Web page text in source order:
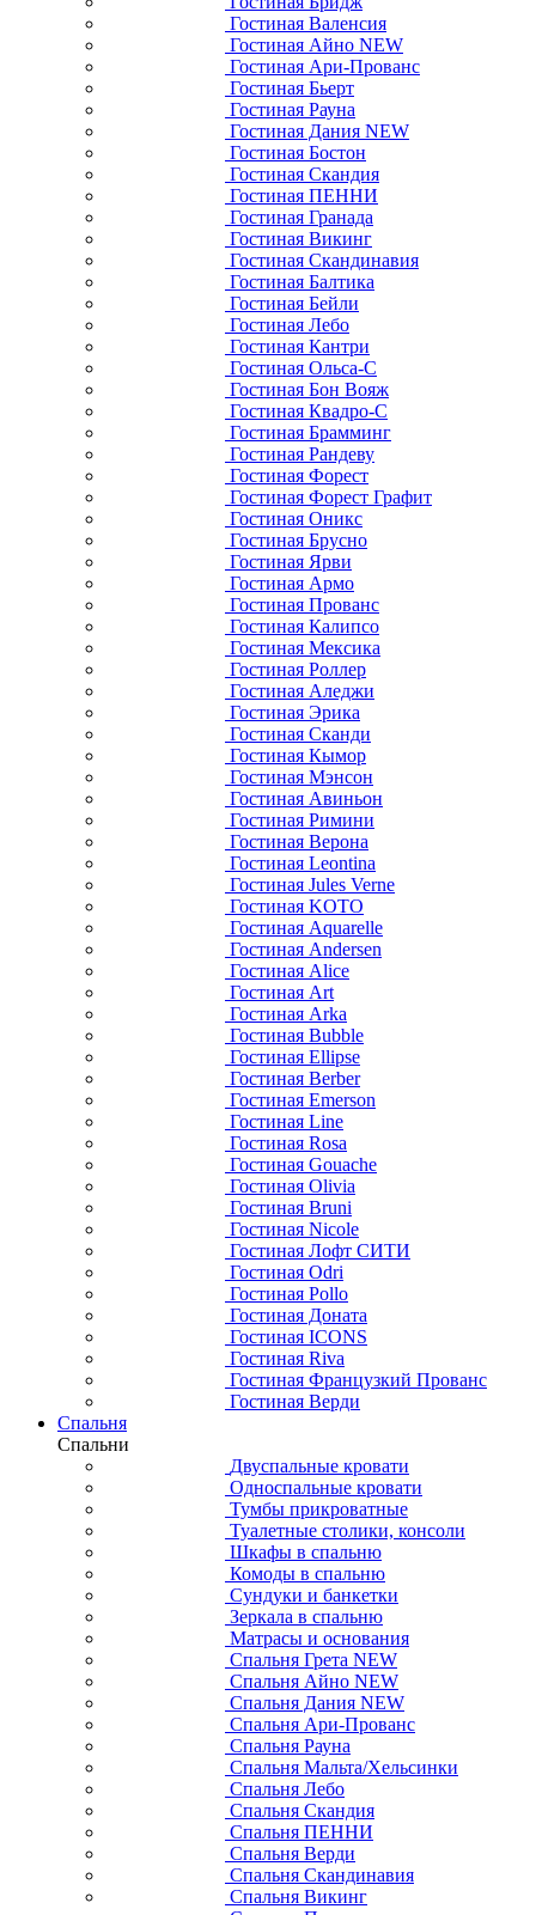
Гостиная Валенсия
Гостиная Айно NEW
Гостиная Ари-Прованс
Гостиная Бьерт
Гостиная Рауна
Гостиная Дания NEW
Гостиная Бостон
Гостиная Скандия
Гостиная ПЕННИ
Гостиная Гранада
Гостиная Викинг
Гостиная Скандинавия
Гостиная Балтика
Гостиная Бейли
Гостиная Лебо
Гостиная Кантри
Гостиная Ольса-С
Гостиная Бон Вояж
Гостиная Квадро-С
Гостиная Брамминг
Гостиная Рандеву
Гостиная Форест
Гостиная Форест Графит
Гостиная Оникс
Гостиная Брусно
Гостиная Ярви
Гостиная Армо
Гостиная Прованс
Гостиная Калипсо
Гостиная Мексика
Гостиная Роллер
Гостиная Аледжи
Гостиная Эрика
Гостиная Сканди
Гостиная Кымор
Гостиная Мэнсон
Гостиная Авиньон
Гостиная Римини
Гостиная Верона
Гостиная Leontina
Гостиная Jules Verne
Гостиная KOTO
Гостиная Aquarelle
Гостиная Andersen
Гостиная Alice
Гостиная Art
Гостиная Arka
Гостиная Bubble
Гостиная Ellipse
Гостиная Berber
Гостиная Emerson
Гостиная Line
Гостиная Rosa
Гостиная Gouache
Гостиная Olivia
Гостиная Bruni
Гостиная Nicole
Гостиная Лофт СИТИ
Гостиная Odri
Гостиная Pollo
Гостиная Доната
Гостиная ICONS
Гостиная Riva
Гостиная Французкий Прованс
Гостиная Верди
Спальня
Спальни
Двуспальные кровати
Односпальные кровати
Тумбы прикроватные
Туалетные столики, консоли
Шкафы в спальню
Комоды в спальню
Сундуки и банкетки
Зеркала в спальню
Матрасы и основания
Спальня Грета NEW
Спальня Айно NEW
Спальня Дания NEW
Спальня Ари-Прованс
Спальня Рауна
Спальня Мальта/Хельсинки
Спальня Лебо
Спальня Скандия
Спальня ПЕННИ
Спальня Верди
Спальня Скандинавия
Спальня Викинг